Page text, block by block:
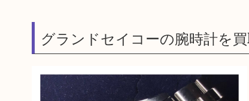
グランドセイコーの腕時計を